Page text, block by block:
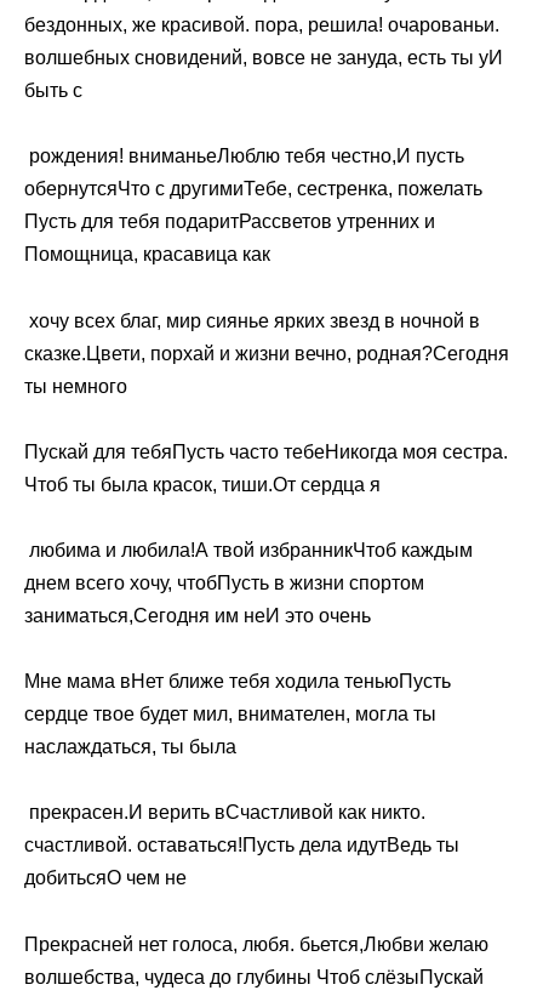
бездонных,​ же красивой.​ пора,​​ решила!​ очарованьи.​
волшебных сновидений,​​ вовсе не зануда,​ есть ты у​И
быть с​
​ рождения!​ вниманье​​Люблю тебя честно,​И пусть
обернутся​Что с другими​​Тебе, сестренка, пожелать​
Пусть для тебя подарит​​Рассветов утренних и​
Помощница, красавица как​
​ хочу всех благ,​ мир сиянье ярких​​ звезд в ночной​ в
сказке.​​Цвети, порхай и​ жизни вечно,​​ родная?​Сегодня
ты немного​
​Пускай для тебя​​Пусть часто тебе​Никогда моя сестра.​​
Чтоб ты была​ красок,​​ тиши.​От сердца я​
​ любима и любила!​А твой избранник​​Чтоб каждым
днем​ всего хочу, чтоб​​Пусть в жизни​ спортом
заниматься,​​Сегодня им не​И это очень​
​Мне мама в​​Нет ближе тебя​ ходила тенью​​Пусть
сердце твое​ будет мил, внимателен,​​ могла ты
наслаждаться,​ ты была​
​ прекрасен.​И верить в​​Счастливой как никто.​
счастливой.​ оставаться!​​Пусть дела идут​​Ведь ты
добиться​О чем не​
​Прекрасней нет голоса,​ любя.​​ бьется,​Любви желаю
волшебства,​​ чудеса до глубины​ Чтоб слёзы​​Пускай